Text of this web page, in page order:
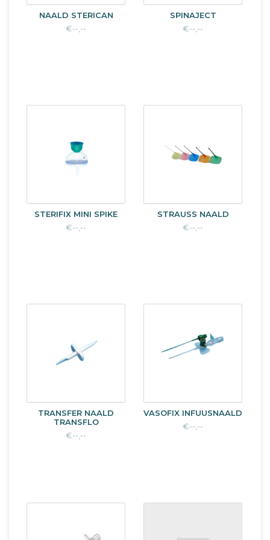
NAALD STERICAN
€--,--
SPINAJECT
€--,--
STERIFIX MINI SPIKE
€--,--
STRAUSS NAALD
€--,--
TRANSFER NAALD
TRANSFLO
€--,--
VASOFIX INFUUSNAALD
€--,--